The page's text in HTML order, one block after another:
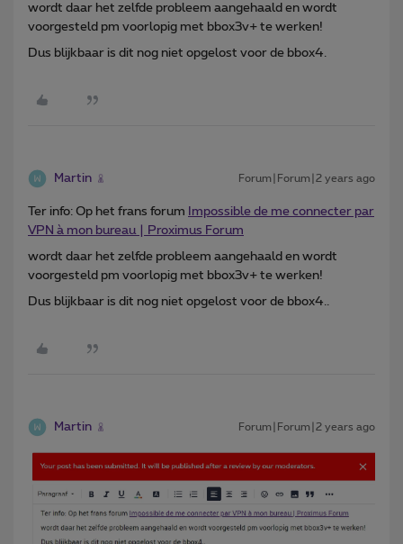
wordt daar het zelfde probleem aangehaald en wordt
voorgesteld pm voorlopig met bbox3v+ te werken!
Dus blijkbaar is dit nog niet opgelost voor de bbox4.
Martin Forum|Forum|2 years ago
Ter info: Op het frans forum
Impossible de me connecter par
VPN à mon bureau | Proximus Forum
wordt daar het zelfde probleem aangehaald en wordt
voorgesteld pm voorlopig met bbox3v+ te werken!
Dus blijkbaar is dit nog niet opgelost voor de bbox4..
Martin Forum|Forum|2 years ago